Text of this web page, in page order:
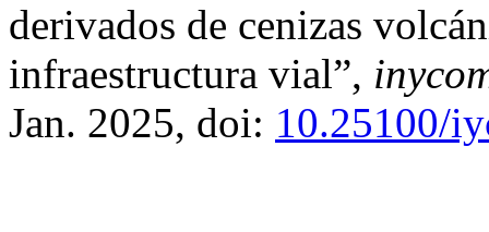
derivados de cenizas
infraestructura vial”,
Jan. 2025, doi: 10.25100/